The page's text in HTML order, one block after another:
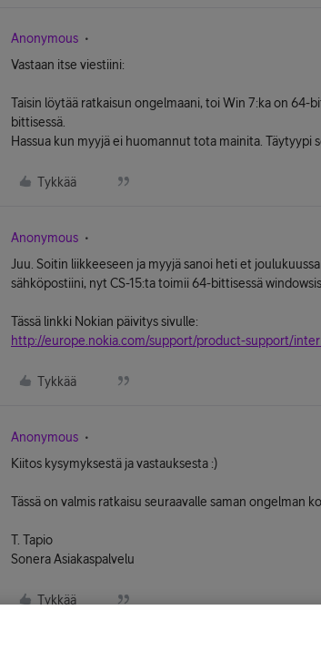
Anonymous
Vastaan itse viestiini:
Taisin löytää ratkaisun ongelmaani, toi Win 7:ka on 64-
bittisessä.
Hassua kun myyjä ei huomannut tota mainita. Täytyypi
Tykkää
Anonymous
Juu. Soitin liikkeeseen ja myyjä sanoi heti et
sähköpostiini, nyt CS-15:ta toimii 64-bittisessä
Tässä linkki Nokian päivitys sivulle:
http://europe.nokia.com/support/product-support/
Tykkää
Anonymous
Kiitos kysymyksestä ja vastauksesta :)
Tässä on valmis ratkaisu seuraavalle saman ongelman
T. Tapio
Sonera Asiakaspalvelu
Tykkää